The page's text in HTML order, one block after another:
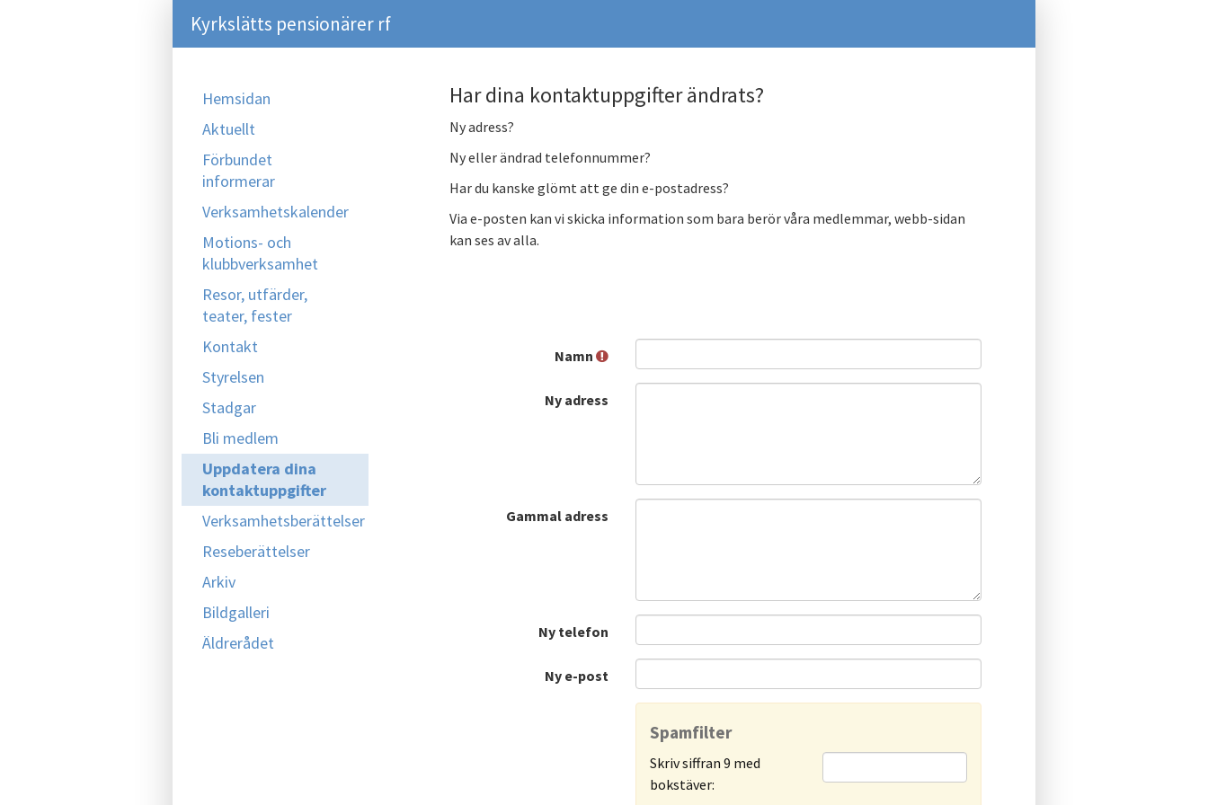
Kyrkslätts pensionärer rf
Hemsidan
Aktuellt
Förbundet
informerar
Verksamhetskalender
Motions- och
klubbverksamhet
Resor, utfärder,
teater, fester
Kontakt
Styrelsen
Stadgar
Bli medlem
Uppdatera dina
kontaktuppgifter
Verksamhetsberättelser
Reseberättelser
Arkiv
Bildgalleri
Äldrerådet
Har dina kontaktuppgifter ändrats?
Ny adress?
Ny eller ändrad telefonnummer?
Har du kanske glömt att ge din e-postadress?
Via e-posten kan vi skicka information som bara berör våra medlemmar, webb-sidan
kan ses av alla.
Namn
Ny adress
Gammal adress
Ny telefon
Ny e-post
Spamfilter
Skriv siffran 9 med
bokstäver: